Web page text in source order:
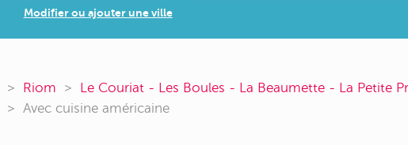
Modifier ou ajouter une ville
Riom
Le Couriat - Les Boules - La Beaumette - La Petite
Avec cuisine américaine